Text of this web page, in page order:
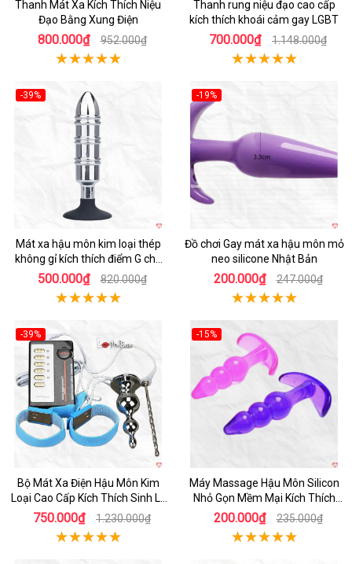
Thanh Mát Xa Kích Thích Niệu
Đạo Bằng Xung Điện
800.000₫ 952.000₫
Thanh rung niệu đạo cao cấp
kích thích khoái cảm gay LGBT
700.000₫ 1.148.000₫
-39%
Mát xa hậu môn kim loại thép
không gỉ kích thích điểm G cho
người dùng LGBT
500.000₫ 820.000₫
-19%
Hot
Đồ chơi Gay mát xa hậu môn mỏ
neo silicone Nhật Bản
200.000₫ 247.000₫
-39%
Bộ Mát Xa Điện Hậu Môn Kim
Loại Cao Cấp Kích Thích Sinh Lý
Nam
750.000₫ 1.230.000₫
-15%
Máy Massage Hậu Môn Silicon
Nhỏ Gọn Mềm Mại Kích Thích
Quyến Rũ
200.000₫ 235.000₫